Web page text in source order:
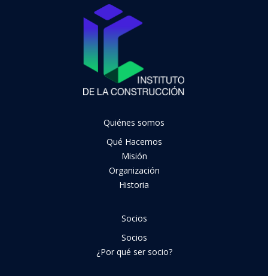
Quiénes somos
Qué Hacemos
Misión
Organización
Historia
Socios
Socios
¿Por qué ser socio?